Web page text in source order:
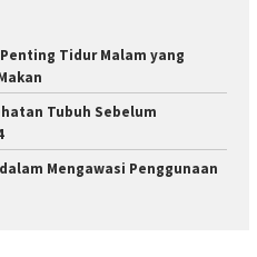
Tidur Malam yang
Tubuh Sebelum
Mengawasi Penggunaan